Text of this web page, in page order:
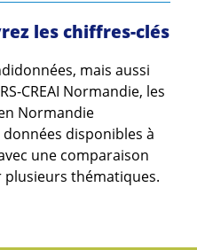
les chiffres-clés
mais aussi
CREAI Normandie, les
Normandie
disponibles à
une comparaison
thématiques.